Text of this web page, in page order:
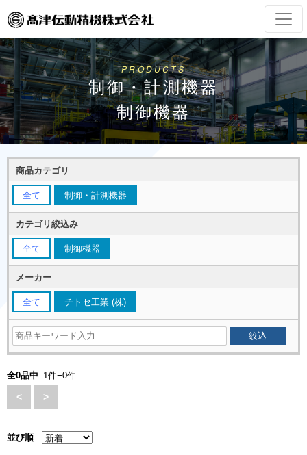
PRODUCTS
制御・計測機器
制御機器
商品カテゴリ
全て 制御・計測機器
カテゴリ絞込み
全て 制御機器
メーカー
全て チトセ工業 (株)
全0品中 1件−0件
< >
並び順